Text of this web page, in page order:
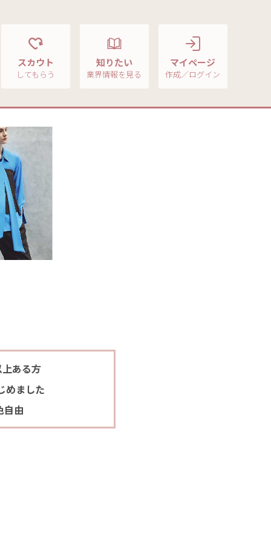
スカウト
してもらう
知りたい
業界情報を見る
マイページ
作成／ログイン
ある方
めました
自由